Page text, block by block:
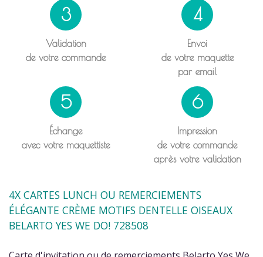
3
Validation
de votre commande
4
Envoi
de votre maquette
par email
5
Échange
avec votre maquettiste
6
Impression
de votre commande
après votre validation
4X CARTES LUNCH OU REMERCIEMENTS
ÉLÉGANTE CRÈME MOTIFS DENTELLE OISEAUX
BELARTO YES WE DO! 728508